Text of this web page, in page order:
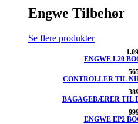
Engwe Tilbehør
Se flere produkter
ENGWE L20
CONTROLLER TIL
BAGAGEBÆRER TIL
ENGWE EP2